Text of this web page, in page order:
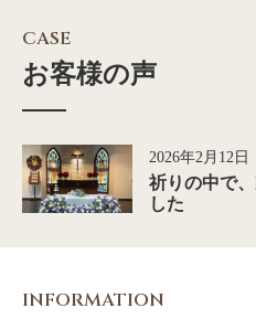
CASE
お客様の声
2026年2月12日
祈りの中で
した
INFORMATION